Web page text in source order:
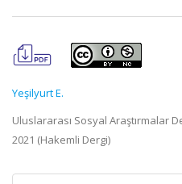
Yeşilyurt E.
Uluslararası Sosyal Araştırmalar
2021 (Hakemli Dergi)